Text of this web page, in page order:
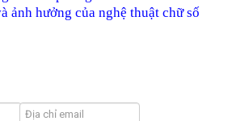
ảnh hưởng của nghệ thuật chữ số